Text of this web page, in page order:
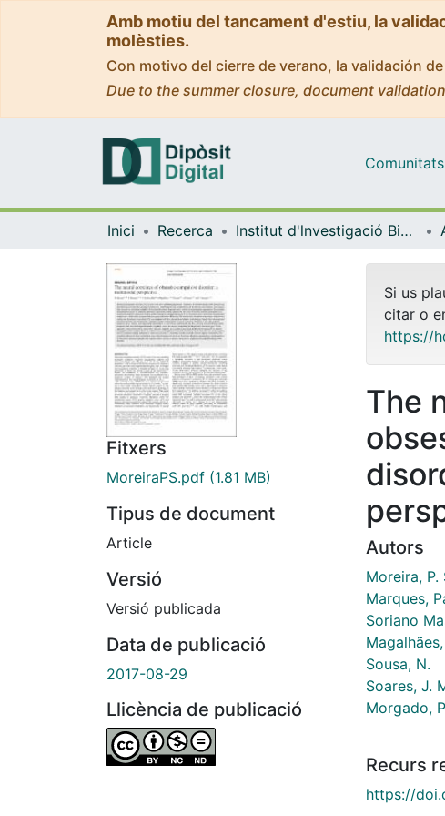
Amb motiu del tancament d'estiu, la
molèsties.
Con motivo del cierre de verano, la validación
Due to the summer closure, document
Inici Recerca Institut d'lnvestigació Biomèdica de Bellvitge (IDIBELL)
Fitxers
MoreiraPS.pdf (1.81 MB)
Tipus de document
Article
Versió
Versió publicada
Data de publicació
2017-08-29
Llicència de publicació
Si us
citar o
https://
The
Autors
Moreira, P.
Marques,
Soriano
Magalhães,
Sousa, N.
Soares, J.
Morgado,
Recurs
https://